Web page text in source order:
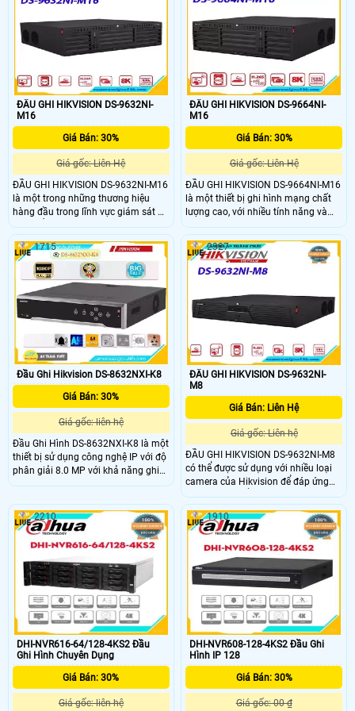
đổi cho nhau - HDMI/VGA 1 - màn
hình chính, HDMI/VGA 2 - màn hình
phụ
ĐẦU GHI HIKVISION DS-9632NI-
M16
Giá Bán: 30%
Giá gốc: Liên Hệ
ĐẦU GHI HIKVISION DS-9632NI-M16
là một trong những thương hiệu
hàng đầu trong lĩnh vực giám sát an
ninh. ĐẦU GHI HIKVISION DS-
9632NI-M16 được thiết kế để đáp
ứng nhu cầu giám sát an ninh trong
các môi trường quan trọng như
trường học, ngân hàng, bệnh viện,
nhà máy, văn phòng, cửa hàng, siêu
thị, và nhiều ứng dụng khác.
ĐẦU GHI HIKVISION DS-9664NI-
M16
Giá Bán: 30%
Giá gốc: Liên Hệ
ĐẦU GHI HIKVISION DS-9664NI-M16
là một thiết bị ghi hình mạng chất
lượng cao, với nhiều tính năng và
khả năng quản lý, giám sát và ghi
lại các luồng video từ các camera
mạng, hỗ trợ 16 ổ HDD dung lượng
tối đa mỗi ổ 14TB. ĐẦU GHI
lựa chọn tốt cho các hệ thống giám
sát video trong các môi trường công
nghiệp và thương mại
Đầu Ghi Hikvision DS-8632NXI-K8
Giá Bán: 30%
Giá gốc: liên hệ
Đầu Ghi Hình DS-8632NXI-K8 là một
thiết bị sử dụng công nghệ IP với độ
phân giải 8.0 MP với khả năng ghi
hình chất lượng cao, đầu ghi này
thực. Ngoài ra, nó còn được trang bị
các tính năng như hỗ trợ các kênh
vào và ra video, lưu trữ dữ liệu, giao
tiếp mạng và quản lý từ xa
1715
ĐẦU GHI HIKVISION DS-9632NI-
M8
Giá Bán: Liên Hệ
Giá gốc: Liên hệ
ĐẦU GHI HIKVISION DS-9632NI-M8
có thể được sử dụng với nhiều loại
camera của Hikvision để đáp ứng
nhu cầu cụ thể của người dùng
trong các tình huống khác nhau.
Thiết bị phù hợp sử dụng ở cả
không gian trong nhà và ngoài trời
như sảnh công cộng, quảng trường,
sân vận động, nhà ga… nơi có góc
quan sát rộng hơn, sắc nét hơn ,
hình ảnh chi tiết hơn được yêu cầu
2327
DHI-NVR616-64/128-4KS2 Đầu
Ghi Hình Chuyên Dụng
Giá Bán: 30%
Giá gốc: liên hệ
2210
DHI-NVR608-128-4KS2 Đầu Ghi
Hình IP 128
Giá Bán: 30%
Giá gốc: 00 ₫
1910